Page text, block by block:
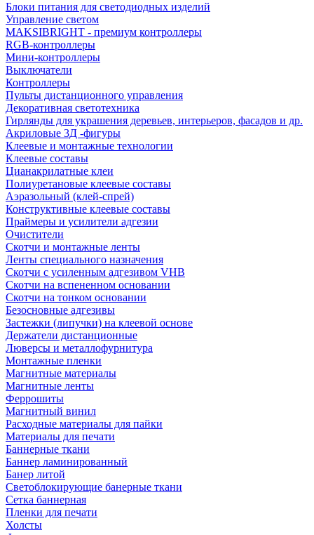
Блоки питания для светодиодных изделий
Управление светом
MAKSIBRIGHT - премиум контроллеры
RGB-контроллеры
Мини-контроллеры
Выключатели
Контроллеры
Пульты дистанционного управления
Декоративная светотехника
Гирлянды для украшения деревьев, интерьеров, фасадов и др.
Акриловые 3Д -фигуры
Клеевые и монтажные технологии
Клеевые составы
Цианакрилатные клеи
Полиуретановые клеевые составы
Аэразольный (клей-спрей)
Конструктивные клеевые составы
Праймеры и усилители адгезии
Очистители
Скотчи и монтажные ленты
Ленты специального назначения
Скотчи с усиленным адгезивом VHB
Скотчи на вспененном основании
Скотчи на тонком основании
Безосновные адгезивы
Застежки (липучки) на клеевой основе
Держатели дистанционные
Люверсы и металлофурнитура
Монтажные пленки
Магнитные материалы
Магнитные ленты
Феррошиты
Магнитный винил
Расходные материалы для пайки
Материалы для печати
Баннерные ткани
Баннер ламинированный
Банер литой
Светоблокирующие банерные ткани
Сетка баннерная
Пленки для печати
Холсты